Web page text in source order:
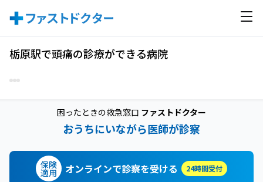
栃原駅で頭痛の診療ができる病院
困ったときの救急窓口 ファストドクター
おうちにいながら医師が診察
保険
適用 オンラインで診察を受ける 24時間受付